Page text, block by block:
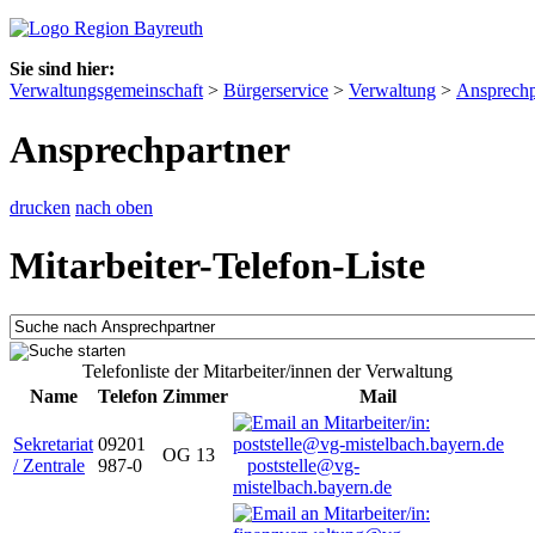
Sie sind hier:
Verwaltungsgemeinschaft > Bürgerservice > Verwaltung >
Ansprechpartner
drucken nach oben
Mitarbeiter-Telefon-Liste
Telefonliste der Mitarbeiter/innen der Verwaltung
Name
Telefon Zimmer Mail
Sekretariat
/ Zentrale
09201
987-0
OG 13
poststelle@vg-
mistelbach.bayern.de